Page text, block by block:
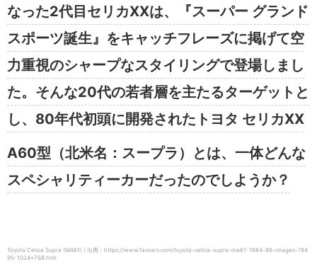
なった2代目セリカXXは、『スーパー グランド
スポーツ誕生』をキャッチフレーズに掲げて空
力重視のシャープなスタイリングで登場しまし
た。そんな20代の若者層を主たるターゲットと
し、80年代初頭に開発されたトヨタ セリカXX
A60型（北米名：スープラ）とは、一体どんな
スペシャリティーカーだったのでしようか？
Toyota Celica Supra (MA61) / 出典：https://www.favcars.com/toyota-celica-supra-ma61-1984-86-images-194
95-1024×768.htm